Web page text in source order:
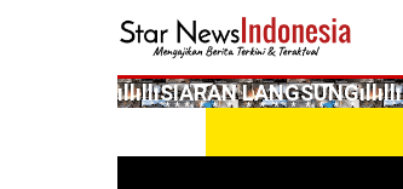
­ıllıllıS͙I͙A͙R͙A͙N͙ L͙A͙N͙G͙S͙U͙N͙G͙ıllıllı